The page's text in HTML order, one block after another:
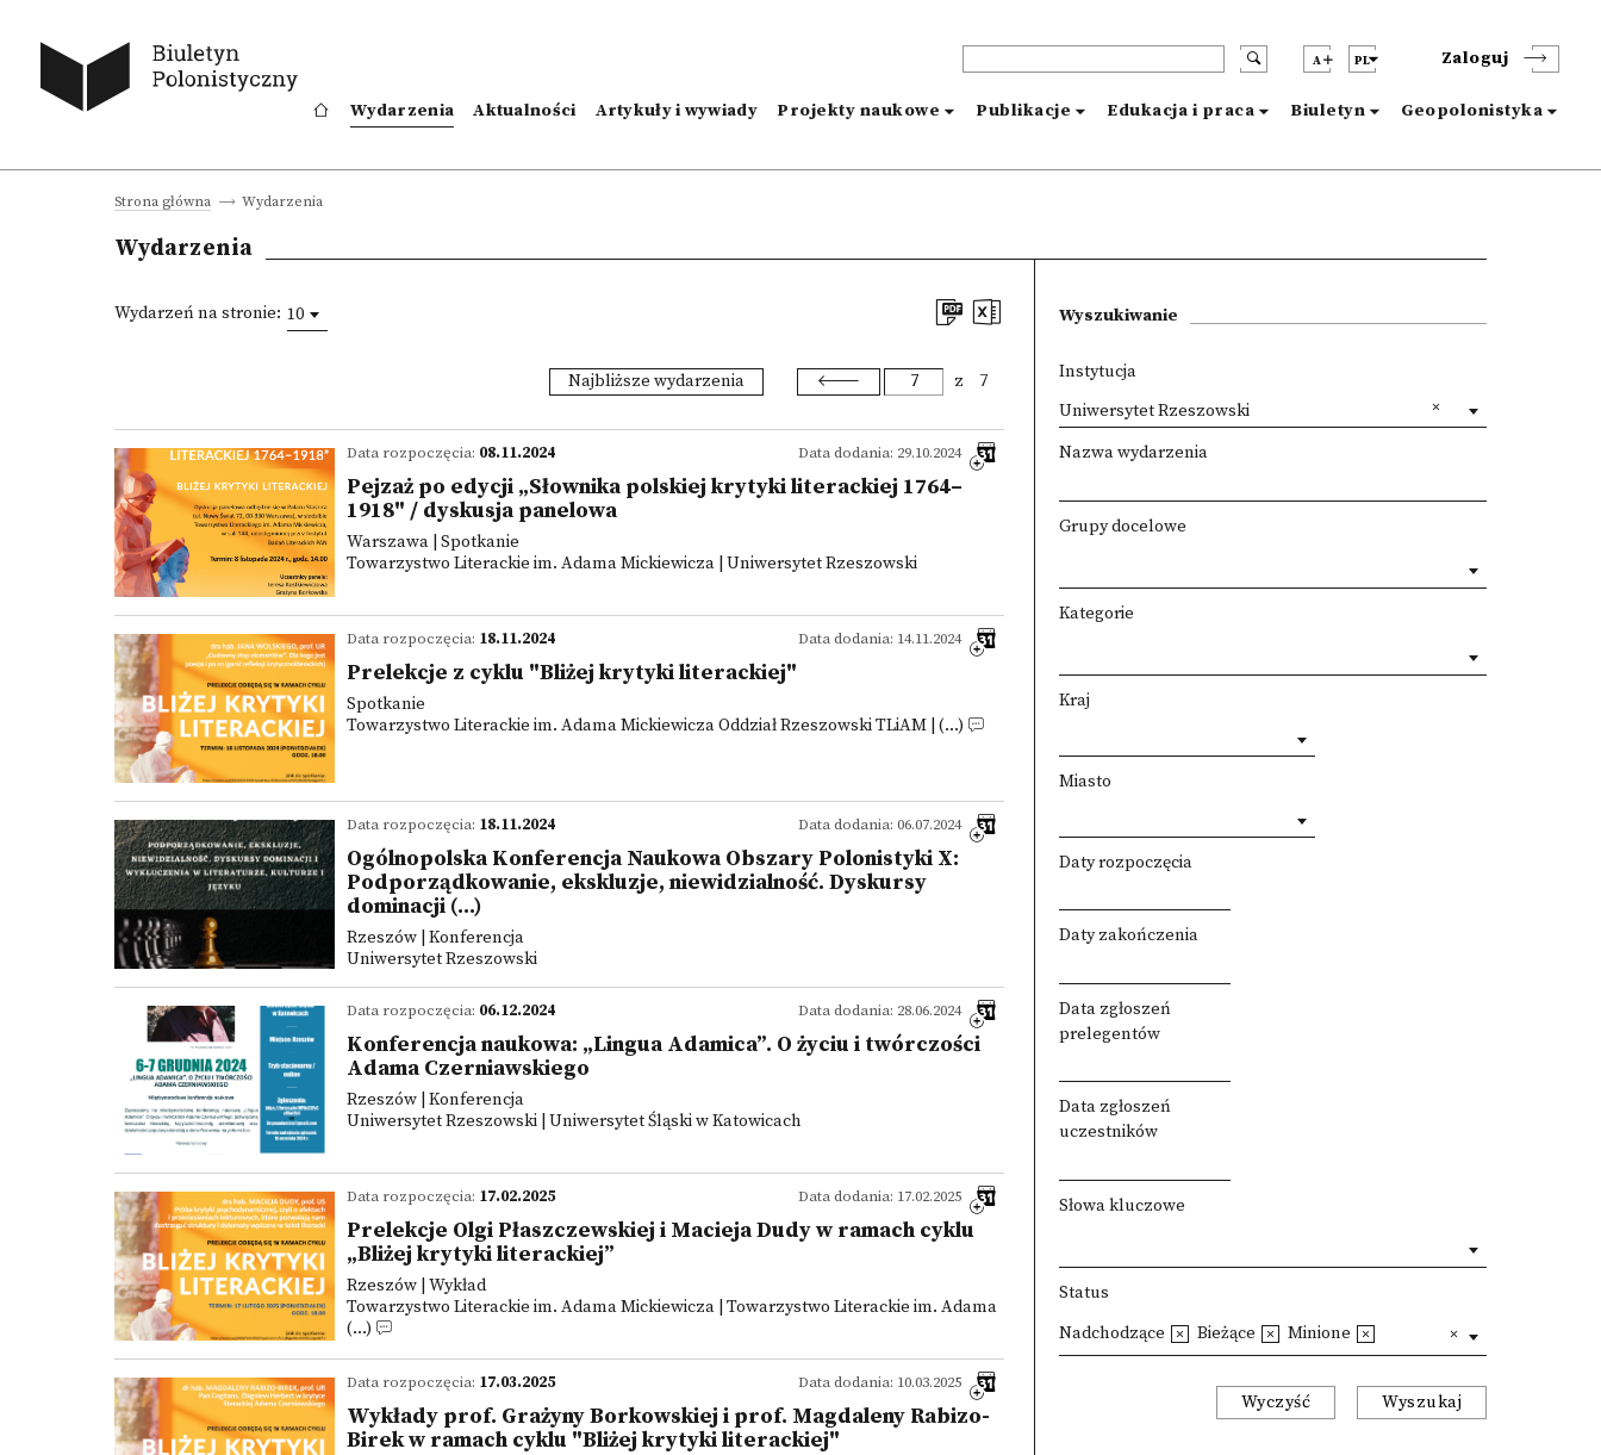
A PL Zaloguj
Wydarzenia Aktualności Artykuły i wywiady Projekty naukowe Publikacje Edukacja i praca Biuletyn Geopolonistyka
Strona główna Wydarzenia
Wydarzenia
Wydarzeń na stronie: 10
Najbliższe wydarzenia z 7
Data dodania: 29.10.2024
Data rozpoczęcia: 08.11.2024
Pejzaż po edycji „Słownika polskiej krytyki literackiej 1764–
1918" / dyskusja panelowa
Warszawa | Spotkanie
Towarzystwo Literackie im. Adama Mickiewicza | Uniwersytet Rzeszowski
Data dodania: 14.11.2024
Data rozpoczęcia: 18.11.2024
Prelekcje z cyklu "Bliżej krytyki literackiej"
Spotkanie
Towarzystwo Literackie im. Adama Mickiewicza Oddział Rzeszowski TLiAM | (...)
Data dodania: 06.07.2024
Data rozpoczęcia: 18.11.2024
Ogólnopolska Konferencja Naukowa Obszary Polonistyki X:
Podporządkowanie, ekskluzje, niewidzialność. Dyskursy
dominacji (...)
Rzeszów | Konferencja
Uniwersytet Rzeszowski
Data dodania: 28.06.2024
Data rozpoczęcia: 06.12.2024
Konferencja naukowa: „Lingua Adamica”. O życiu i twórczości
Adama Czerniawskiego
Rzeszów | Konferencja
Uniwersytet Rzeszowski | Uniwersytet Śląski w Katowicach
Data dodania: 17.02.2025
Data rozpoczęcia: 17.02.2025
Prelekcje Olgi Płaszczewskiej i Macieja Dudy w ramach cyklu
„Bliżej krytyki literackiej”
Rzeszów | Wykład
Towarzystwo Literackie im. Adama Mickiewicza | Towarzystwo Literackie im. Adama
(...)
Data dodania: 10.03.2025
Data rozpoczęcia: 17.03.2025
Wykłady prof. Grażyny Borkowskiej i prof. Magdaleny Rabizo-
Birek w ramach cyklu "Bliżej krytyki literackiej"
Wyszukiwanie
Instytucja
Uniwersytet Rzeszowski
Nazwa wydarzenia
Grupy docelowe
Kategorie
Kraj
Miasto
Daty rozpoczęcia
Daty zakończenia
Data zgłoszeń
prelegentów
Data zgłoszeń
uczestników
Słowa kluczowe
Status
Nadchodzące Bieżące Minione
Wyczyść Wyszukaj